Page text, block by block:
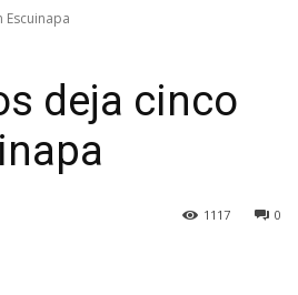
deja cinco
0
1117